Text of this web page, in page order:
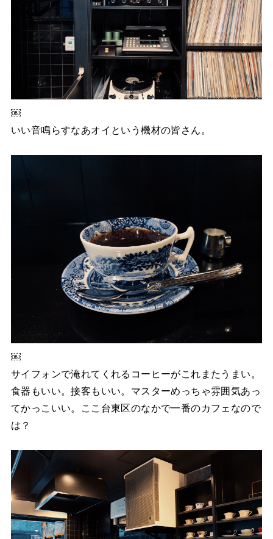
￼
いい音鳴らすなあオイという機材の皆さん。
￼
サイフォンで淹れてくれるコーヒーがこれまたうまい。
食器もいい。接客もいい。マスターめっちゃ雰囲気あっ
てかっこいい。ここ台東区のなかで一番のカフェなので
は？